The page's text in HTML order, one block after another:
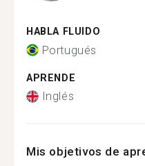
HABLA FLUIDO
Portugués
APRENDE
Inglés
Mis objetivos de